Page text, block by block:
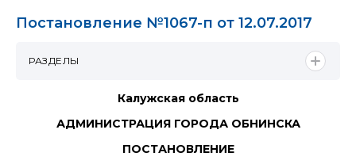
Постановление №1067-п от 12.07.2017
Калужская область
АДМИНИСТРАЦИЯ ГОРОДА ОБНИНСКА
ПОСТАНОВЛЕНИЕ
РАЗДЕЛЫ